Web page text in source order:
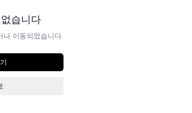
습니다
나 이동되었습니다.